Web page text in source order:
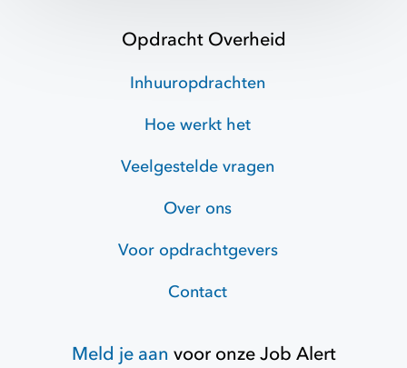
Opdracht Overheid
Inhuuropdrachten
Hoe werkt het
Veelgestelde vragen
Over ons
Voor opdrachtgevers
Contact
Meld je aan voor onzeJob Alert